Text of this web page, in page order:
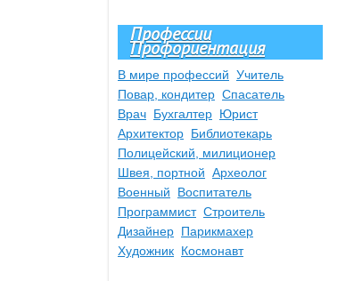
Профессии
Профориентация
В мире профессий Учитель
Повар, кондитер Спасатель
Врач Бухгалтер Юрист
Архитектор Библиотекарь
Полицейский, милиционер
Швея, портной Археолог
Военный
Воспитатель
Программист Строитель
Дизайнер Парикмахер
Художник Космонавт